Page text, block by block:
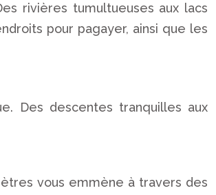
rivières tumultueuses aux lacs
pour pagayer, ainsi que les
Des descentes tranquilles aux
vous emmène à travers des